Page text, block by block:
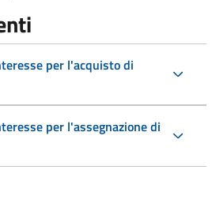
per l'acquisto di
per l'assegnazione di